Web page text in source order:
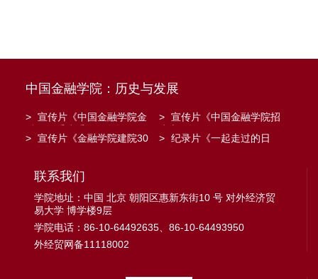
中国金融学院：历史与发展
> 宣传片《中国金融学院金
> 宣传片《中国金融学院招
> 宣传片《金融学院建院30
> 纪录片《一起走过的日
联系我们
学院地址：中国 北京 朝阳区惠新东街10 号 对外经济贸
易大学 博学楼9层
学院电话：86-10-64492635、86-10-64493950
外经贸网备11118002